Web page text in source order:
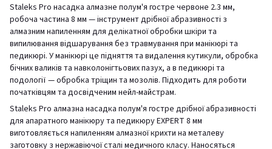
Staleks Pro насадка алмазне полум'я гостре червоне 2.3 мм,
робоча частина 8 мм — інструмент дрібної абразивності з
алмазним напиленням для делікатної обробки шкіри та
випилювання відшарування без травмування при манікюрі та
педикюрі. У манікюрі це підняття та видалення кутикули, обробка
бічних валиків та навколонігтьових пазух, а в педикюрі та
подології — обробка тріщин та мозолів. Підходить для роботи
початківцям та досвідченим нейл-майстрам.
Staleks Pro алмазна насадка полум'я гостре дрібної абразивності
для апаратного манікюру та педикюру EXPERT 8 мм
виготовляється напиленням алмазної крихти на металеву
заготовку з нержавіючої сталі медичного класу. Наносяться